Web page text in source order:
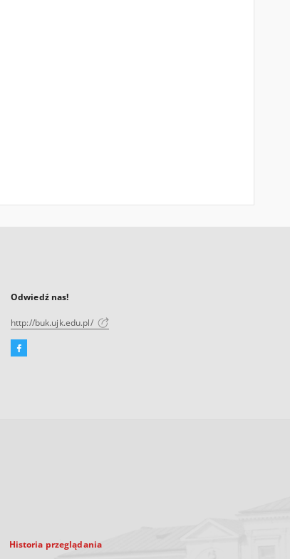
Odwiedź nas!
http://buk.ujk.edu.pl/
Facebook
Historia przeglądania